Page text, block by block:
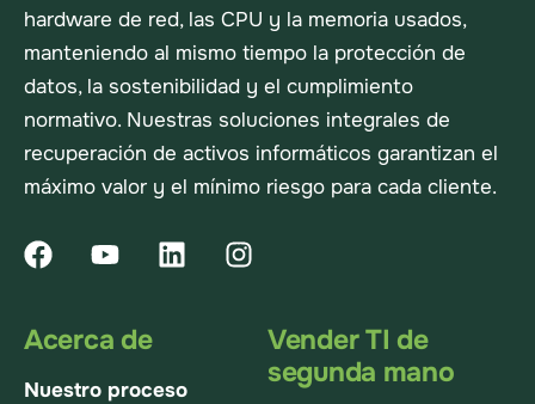
hardware de red, las CPU y la memoria usados,
manteniendo al mismo tiempo la protección de
datos, la sostenibilidad y el cumplimiento
normativo. Nuestras soluciones integrales de
recuperación de activos informáticos garantizan el
máximo valor y el mínimo riesgo para cada cliente.
Acerca de
Nuestro proceso
Vender TI de
segunda mano